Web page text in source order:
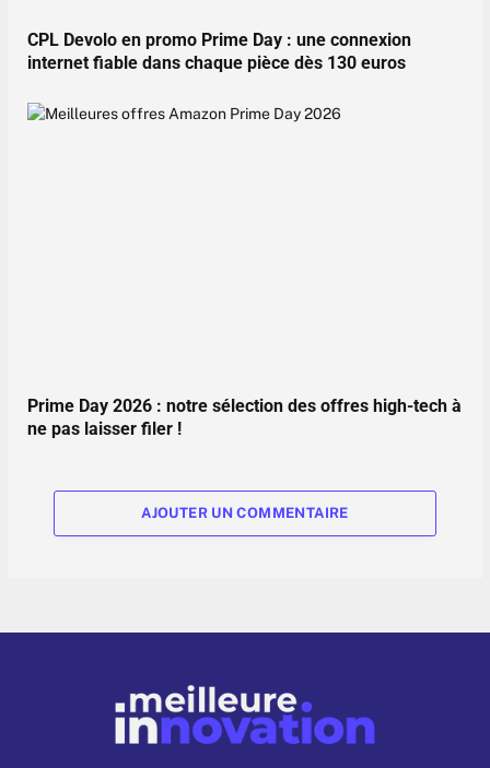
CPL Devolo en promo Prime Day : une connexion
internet fiable dans chaque pièce dès 130 euros
Prime Day 2026 : notre sélection des offres high-tech à
ne pas laisser filer !
AJOUTER UN COMMENTAIRE